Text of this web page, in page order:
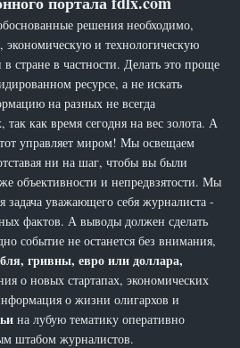
решения необходимо,
экономическую и технологическую
стране в частности. Делать это проще
ресурсе, а не искать
на разных не всегда
как время сегодня на вес золота. А
управляет миром! Мы освещаем
ни на шаг, чтобы вы были
объективности и непредвзятости. Мы
задача уважающего себя журналиста -
фактов. А выводы должен сделать
событие не останется без внимания,
гривны, евро или доллара,
о новых стартапах, экономических
о жизни олигархов и
на лубую тематику оперативно
штабом журналистов.